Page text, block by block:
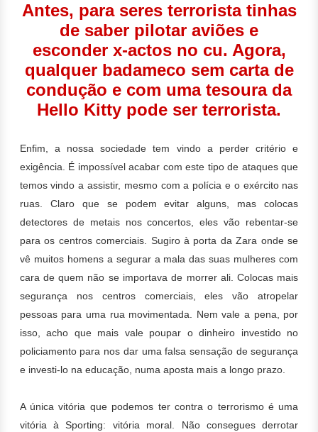
Antes, para seres terrorista tinhas
de saber pilotar aviões e
esconder x-actos no cu. Agora,
qualquer badameco sem carta de
condução e com uma tesoura da
Hello Kitty pode ser terrorista.
Enfim, a nossa sociedade tem vindo a perder critério e
exigência. É impossível acabar com este tipo de ataques que
temos vindo a assistir, mesmo com a polícia e o exército nas
ruas. Claro que se podem evitar alguns, mas colocas
detectores de metais nos concertos, eles vão rebentar-se
para os centros comerciais. Sugiro à porta da Zara onde se
vê muitos homens a segurar a mala das suas mulheres com
cara de quem não se importava de morrer ali. Colocas mais
segurança nos centros comerciais, eles vão atropelar
pessoas para uma rua movimentada. Nem vale a pena, por
isso, acho que mais vale poupar o dinheiro investido no
policiamento para nos dar uma falsa sensação de segurança
e investi-lo na educação, numa aposta mais a longo prazo.
A única vitória que podemos ter contra o terrorismo é uma
vitória à Sporting: vitória moral. Não consegues derrotar